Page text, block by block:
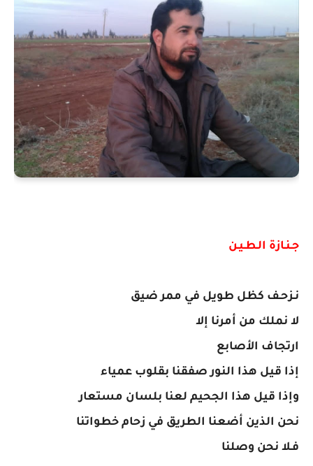
​جـنـازة الـطـيـن
​نـزحـف كظل طويل في ممر ضيق
لا نملك من أمرنا إلا
ارتجاف الأصابع
​إذا قيل هذا النور صفقنا بقلوب عمياء
وإذا قيل هذا الجحيم لعنا بلسان مستعار
نحن الذين أضعنا الطريق في زحام خطواتنا
فـلا نحن وصلنا